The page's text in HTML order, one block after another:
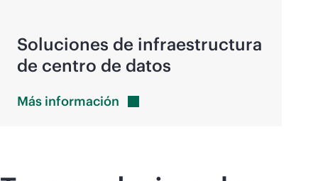
Soluciones de infraestructura
de centro de datos
Más información